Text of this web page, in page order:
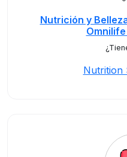
Nutrición y
Nutrition